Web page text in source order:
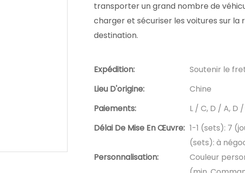
transporter un grand nombre de
charger et sécuriser les voitures sur
destination.
Expédition:
Soutenir le
Lieu D'origine:
Chine
Paiements:
L / C, D / A, D
Délai De Mise En Œuvre: 1-1 (sets): 7
(sets): à
Personnalisation:
Couleur